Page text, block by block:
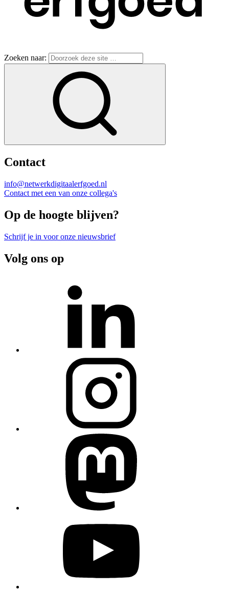
Zoeken naar:
Contact
info@netwerkdigitaalerfgoed.nl
Contact met een van onze collega's
Op de hoogte blijven?
Schrijf je in voor onze nieuwsbrief
Volg ons op